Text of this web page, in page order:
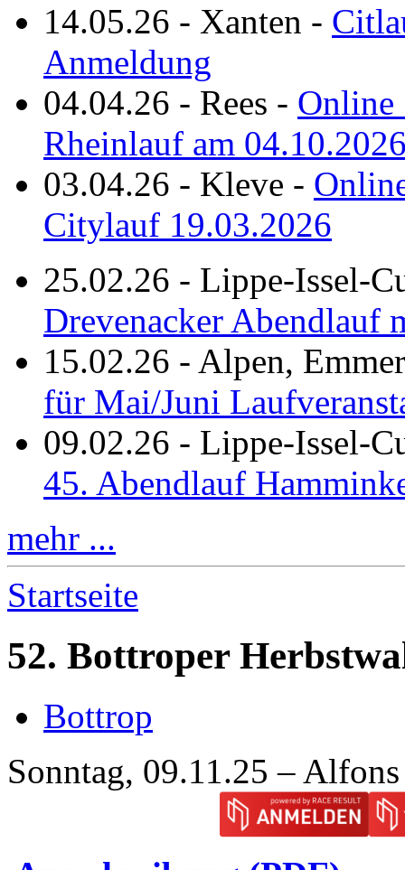
14.05.26 - Xanten -
Anmeldung
04.04.26 - Rees - Online
Rheinlauf am
03.04.26 - Kleve -
Citylauf 19.03.2026
25.02.26 - Lippe-Issel-
Drevenacker Abendlauf
15.02.26 - Alpen,
für Mai/Juni
09.02.26 - Lippe-Issel-
45. Abendlauf
mehr ...
Startseite
52. Bottroper
Bottrop
Sonntag, 09.11.25 –